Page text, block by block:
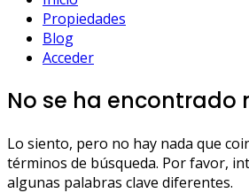
Propiedades
Blog
Acceder
No se ha encontrado
Lo siento, pero no hay nada que
términos de búsqueda. Por favor,
algunas palabras clave diferentes.